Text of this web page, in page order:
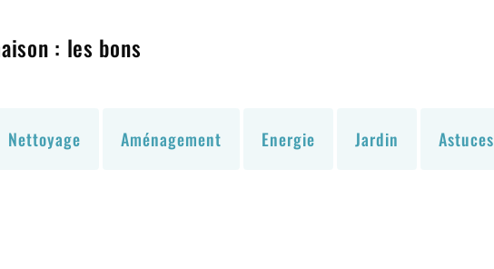
: les bons
Nettoyage Aménagement Energie Jardin Astuces